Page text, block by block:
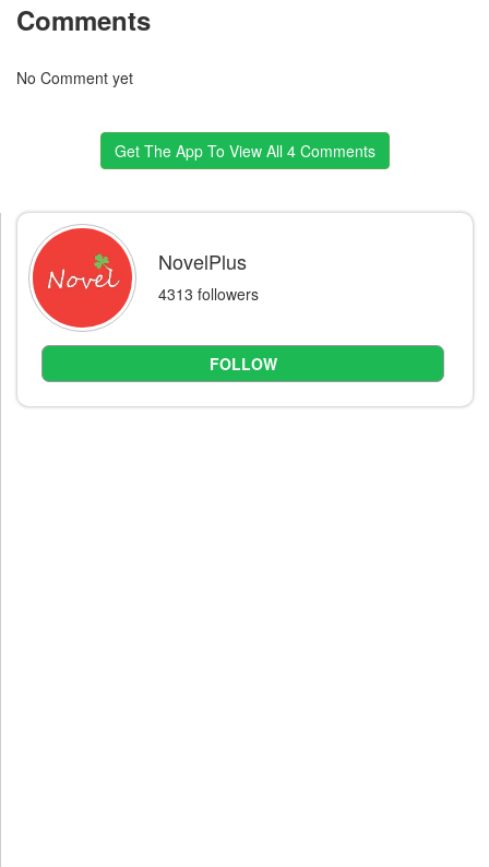
Comments
No Comment yet
Get The App To View All 4 Comments
NovelPlus
4313 followers
FOLLOW